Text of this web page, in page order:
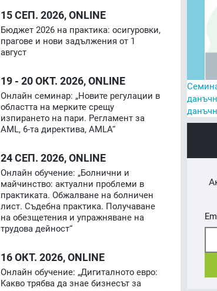
15СЕП. 2026, ONLINE
Бюджет 2026 на практика: осигуровки,
прагове и нови задължения от 1
август
19 - 20ОКТ. 2026, ONLINE
Онлайн семинар: „Новите регулации в
областта на мерките срещу
изпирането на пари. Регламент за
AML, 6-та директива, AMLA“
24СЕП. 2026, ONLINE
Онлайн обучение: „Болнични и
майчинство: актуални проблеми в
практиката. Обжалване на болничен
лист. Съдебна практика. Получаване
на обезщетения и упражняване на
трудова дейност“
16ОКТ. 2026, ONLINE
Онлайн обучение: „Дигиталното евро:
Kакво трябва да знае бизнесът за